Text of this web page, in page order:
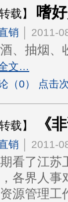
载】 嗜
销 │ 2011-
、抽烟
文…
（0） 点击
载】 《
销 │ 2011-
看了江苏
各界人事
源管理工